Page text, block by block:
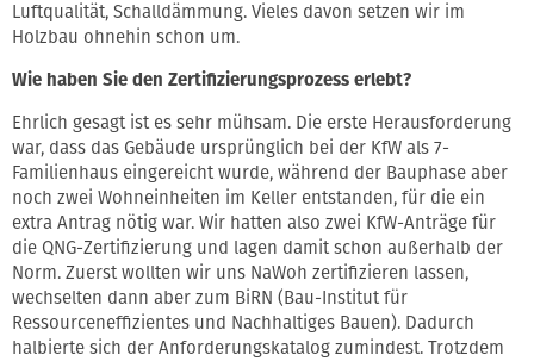
Luftqualität, Schalldämmung. Vieles davon setzen wir im
Holzbau ohnehin schon um.
Wie haben Sie den Zertifizierungsprozess erlebt?
Ehrlich gesagt ist es sehr mühsam. Die erste Herausforderung
war, dass das Gebäude ursprünglich bei der KfW als 7-
Familienhaus eingereicht wurde, während der Bauphase aber
noch zwei Wohneinheiten im Keller entstanden, für die ein
extra Antrag nötig war. Wir hatten also zwei KfW-Anträge für
die QNG-Zertifizierung und lagen damit schon außerhalb der
Norm. Zuerst wollten wir uns NaWoh zertifizieren lassen,
wechselten dann aber zum BiRN (Bau-Institut für
Ressourceneffizientes und Nachhaltiges Bauen). Dadurch
halbierte sich der Anforderungskatalog zumindest. Trotzdem